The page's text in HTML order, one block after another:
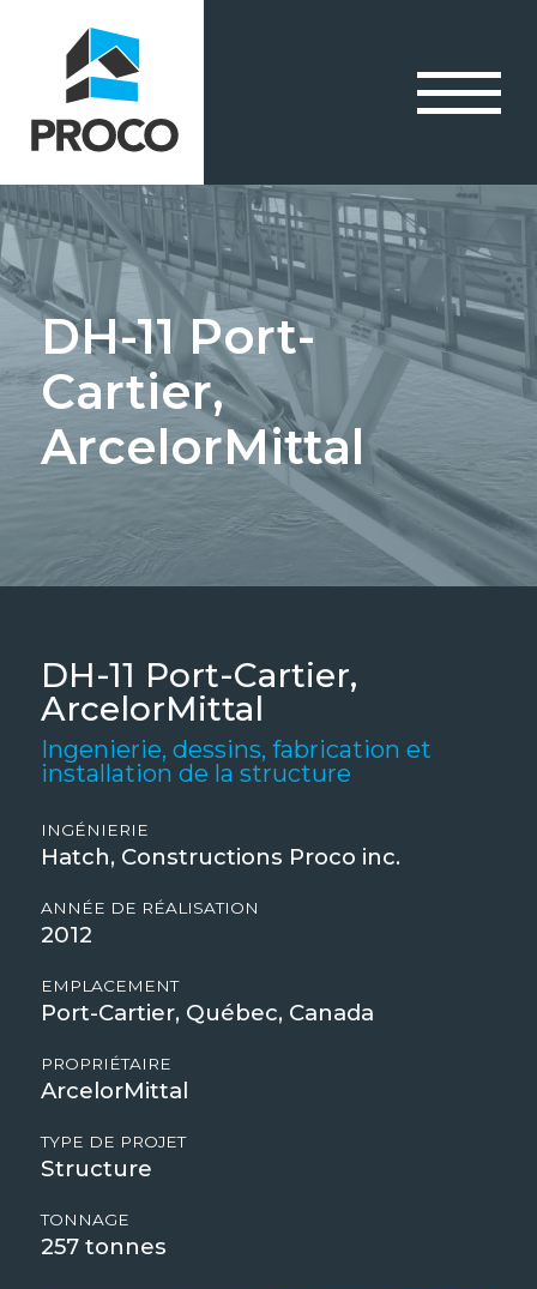
DH-11 Port-
Cartier,
ArcelorMittal
DH-11 Port-Cartier,
ArcelorMittal
Ingenierie, dessins, fabrication et
installation de la structure
INGÉNIERIE
Hatch, Constructions Proco inc.
ANNÉE DE RÉALISATION
2012
EMPLACEMENT
Port-Cartier, Québec, Canada
PROPRIÉTAIRE
ArcelorMittal
TYPE DE PROJET
Structure
TONNAGE
257